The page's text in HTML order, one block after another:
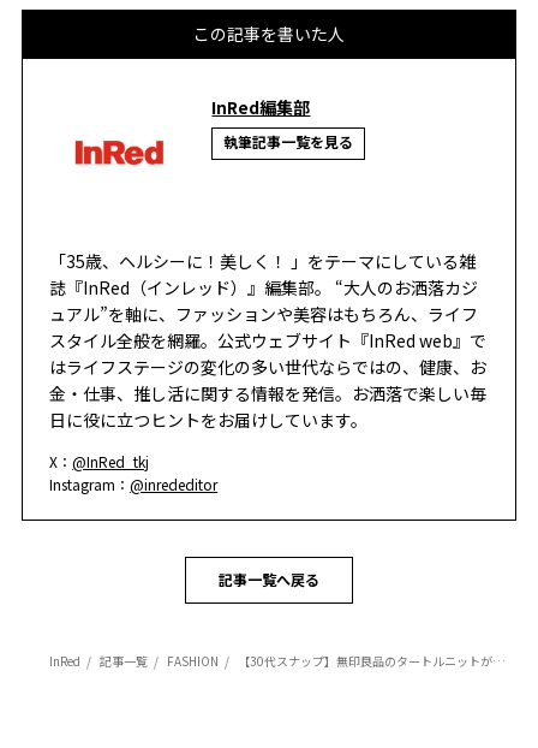
この記事を書いた人
InRed編集部
執筆記事一覧を見る
「35歳、ヘルシーに！美しく！ 」をテーマにしている雑
誌『InRed（インレッド）』編集部。 “大人のお洒落カジ
ュアル”を軸に、ファッションや美容はもちろん、ライフ
スタイル全般を網羅。公式ウェブサイト『InRed web』で
はライフステージの変化の多い世代ならではの、健康、お
金・仕事、推し活に関する情報を発信。お洒落で楽しい毎
日に役に立つヒントをお届けしています。
X：@InRed_tkj
Instagram：@inrededitor
記事一覧へ戻る
InRed 記事一覧 FASHION 【30代スナップ】無印良品のタートルニットが活躍！ ニットガウンとのあわせで遊び心のあるコーデに